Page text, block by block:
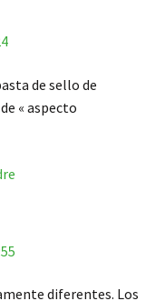
de sello de
« aspecto
diferentes. Los